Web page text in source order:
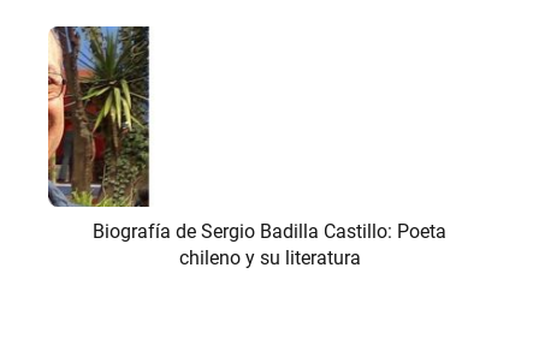
Biografía de Sergio Badilla Castillo: Poeta
chileno y su literatura